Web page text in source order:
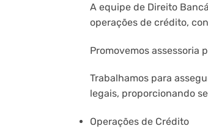
A equipe de Direito
operações de crédito,
Promovemos assessoria
Trabalhamos para
legais, proporcionando
Operações de Crédito